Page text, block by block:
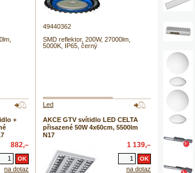
49440362
SMD reflektor, 200W, 27000lm,
5000K, IP65, černý
+
882,–
na dotaz
Led
AKCE GTV svítidlo LED CELTA
přisazené 50W 4x60cm, 5500lm
N17
1 139,–
na dotaz